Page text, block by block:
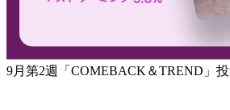
9月第2週「COMEBACK＆TREND」